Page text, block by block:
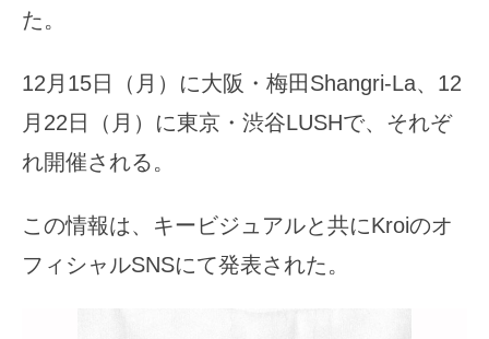
た。
12月15日（月）に大阪・梅田Shangri-La、12
月22日（月）に東京・渋谷LUSHで、それぞ
れ開催される。
この情報は、キービジュアルと共にKroiのオ
フィシャルSNSにて発表された。